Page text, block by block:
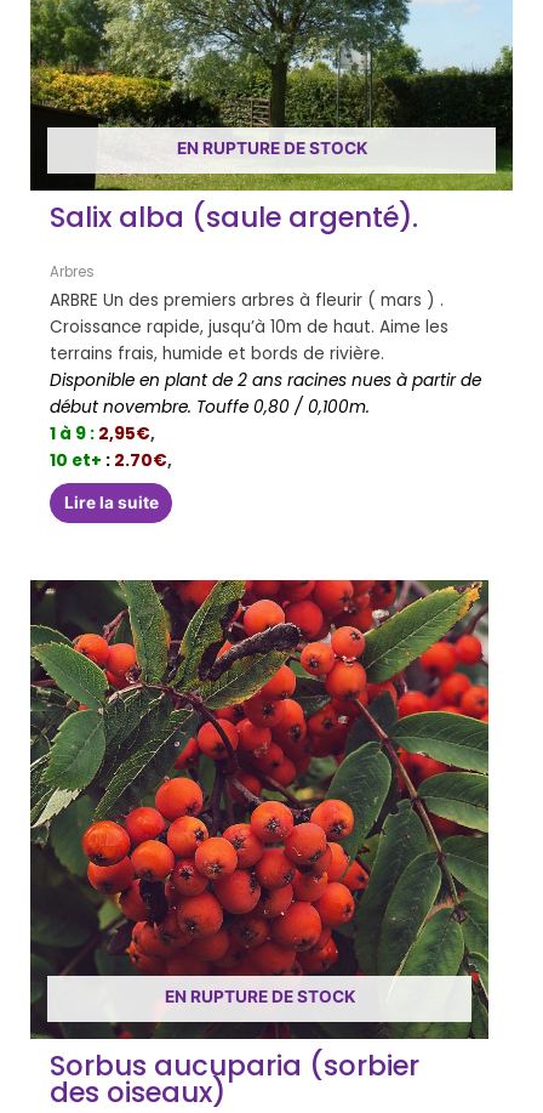
EN RUPTURE DE STOCK
Salix alba (saule argenté).
Arbres
ARBRE Un des premiers arbres à fleurir ( mars ) .
Croissance rapide, jusqu’à 10m de haut. Aime les
terrains frais, humide et bords de rivière.
Disponible en plant de 2 ans racines nues à partir de
début novembre. Touffe 0,80 / 0,100m.
1 à 9 : 2,95€,
10 et+ : 2.70€,
Lire la suite
EN RUPTURE DE STOCK
Sorbus aucuparia (sorbier
des oiseaux)